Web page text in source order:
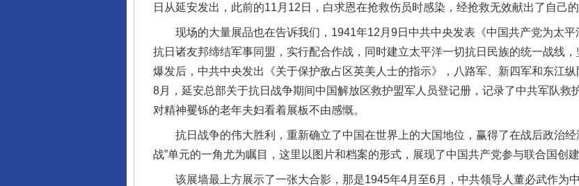
日从延安发出，此前的11月12日，白求恩在抢救伤员时感染，经抢救无效献出了自己的
现场的大量展品也在告诉我们，1941年12月9日中共中央发表《中国共产党为太平
抗日诸友邦缔结军事同盟，实行配合作战，同时建立太平洋一切抗日民族的统一战线
爆发后，中共中央发出《关于保护敌占区英美人士的指示》，八路军、新四军和东江
8月，延安总部关于抗日战争期间中国解放区救护盟军人员登记册，记录了中共军队救
对精神矍铄的老年夫妇看着展板不由感慨。
抗日战争的伟大胜利，重新确立了中国在世界上的大国地位，赢得了在战后政治经
战”单元的一角尤为瞩目，这里以图片和档案的形式，展现了中国共产党参与联合国创建
该展墙最上方展示了一张大合影，那是1945年4月至6月，中共领导人董必武作为